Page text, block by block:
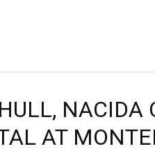
NACIDA
AT